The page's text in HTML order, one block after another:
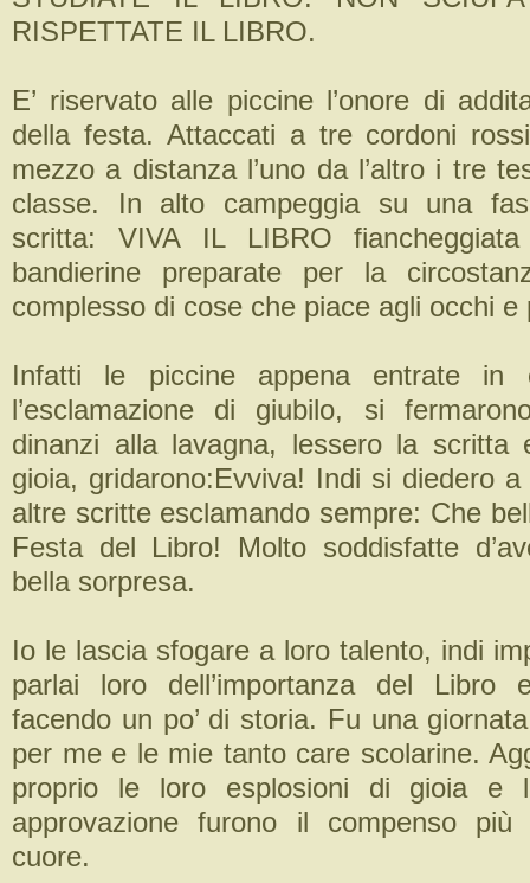
RISPETTATE IL LIBRO.
E’ riservato alle piccine l’onore di
della festa. Attaccati a tre cordoni
mezzo a distanza l’uno da l’altro i tre
classe. In alto campeggia su una
scritta: VIVA IL LIBRO
bandierine preparate per la
complesso di cose che piace agli occhi e
Infatti le piccine appena entrate in
l’esclamazione di giubilo, si
dinanzi alla lavagna, lessero la scritta
gioia, gridarono:Evviva! Indi si diedero
altre scritte esclamando sempre: Che
Festa del Libro! Molto soddisfatte
bella sorpresa.
Io le lascia sfogare a loro talento, indi
parlai loro dell’importanza del Libro e
facendo un po’ di storia. Fu una
per me e le mie tanto care scolarine.
proprio le loro esplosioni di gioia e
approvazione furono il compenso
cuore.